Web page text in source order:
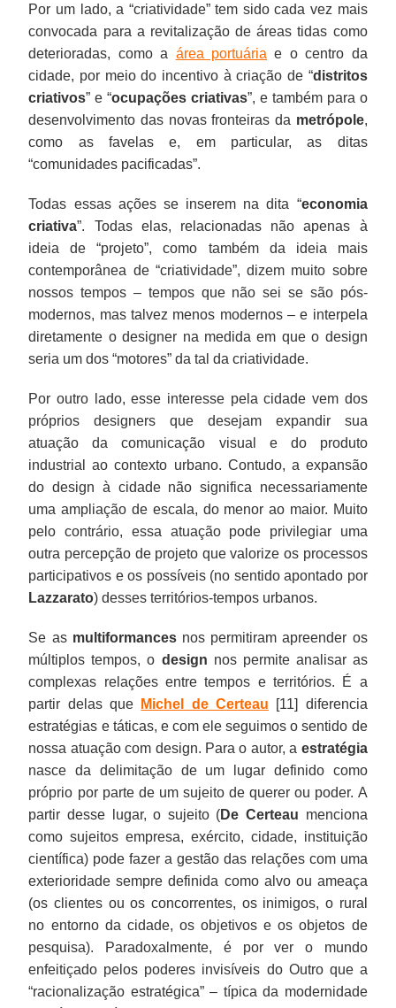
Por um lado, a “criatividade” tem sido cada vez mais
convocada para a revitalização de áreas tidas como
deterioradas, como a área portuária e o centro da
cidade, por meio do incentivo à criação de “distritos
criativos” e “ocupações criativas”, e também para o
desenvolvimento das novas fronteiras da metrópole,
como as favelas e, em particular, as ditas
“comunidades pacificadas”.
Todas essas ações se inserem na dita “economia
criativa”. Todas elas, relacionadas não apenas à
ideia de “projeto”, como também da ideia mais
contemporânea de “criatividade”, dizem muito sobre
nossos tempos – tempos que não sei se são pós-
modernos, mas talvez menos modernos – e interpela
diretamente o designer na medida em que o design
seria um dos “motores” da tal da criatividade.
Por outro lado, esse interesse pela cidade vem dos
próprios designers que desejam expandir sua
atuação da comunicação visual e do produto
industrial ao contexto urbano. Contudo, a expansão
do design à cidade não significa necessariamente
uma ampliação de escala, do menor ao maior. Muito
pelo contrário, essa atuação pode privilegiar uma
outra percepção de projeto que valorize os processos
participativos e os possíveis (no sentido apontado por
Lazzarato) desses territórios-tempos urbanos.
Se as multiformancesnos permitiram apreender os
múltiplos tempos, o design nos permite analisar as
complexas relações entre tempos e territórios. É a
partir delas que
Michel de Certeau [11] diferencia
estratégias e táticas, e com ele seguimos o sentido de
nossa atuação com design. Para o autor, a estratégia
nasce da delimitação de um lugar definido como
próprio por parte de um sujeito de querer ou poder. A
partir desse lugar, o sujeito (De Certeau menciona
como sujeitos empresa, exército, cidade, instituição
científica) pode fazer a gestão das relações com uma
exterioridade sempre definida como alvo ou ameaça
(os clientes ou os concorrentes, os inimigos, o rural
no entorno da cidade, os objetivos e os objetos de
pesquisa). Paradoxalmente, é por ver o mundo
enfeitiçado pelos poderes invisíveis do Outro que a
“racionalização estratégica” – típica da modernidade